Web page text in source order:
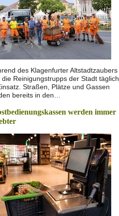
des Klagenfurter Altstadtzaubers
die Reinigungstrupps der Stadt täglich
Straßen, Plätze und Gassen
bereits in den…
werden immer